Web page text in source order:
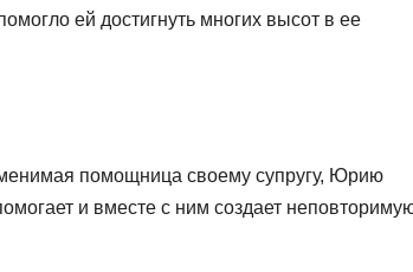
ей достигнуть многих высот в ее
помощница своему супругу, Юрию
и вместе с ним создает